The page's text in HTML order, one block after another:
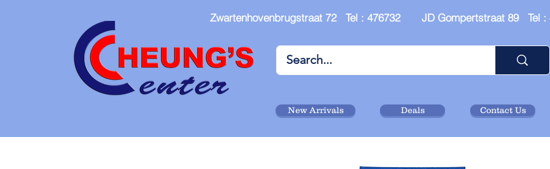
Zwartenhovenbrugstraat 72 Tel : 476732 JD Gompertstraat 89 Tel :
New Arrivals Deals Contact Us